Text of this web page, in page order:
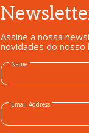
Assine a nossa
novidades do nosso
Name
Email Address